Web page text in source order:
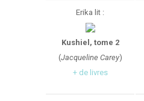
Erika lit :
Kushiel, tome 2
(Jacqueline Carey)
+ de livres